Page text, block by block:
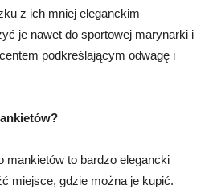
z ich mniej eleganckim
je nawet do sportowej marynarki i
podkreślającym odwagę i
mankietów to bardzo elegancki
miejsce, gdzie można je kupić.